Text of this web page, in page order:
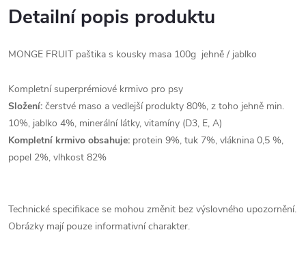
Detailní popis produktu
MONGE FRUIT paštika s kousky masa 100g jehně / jablko
Kompletní superprémiové krmivo pro psy
Složení: čerstvé maso a vedlejší produkty 80%, z toho jehně min.
10%, jablko 4%, minerální látky, vitamíny (D3, E, A)
Kompletní krmivo obsahuje: protein 9%, tuk 7%, vláknina 0,5 %,
popel 2%, vlhkost 82%
Technické specifikace se mohou změnit bez výslovného upozornění.
Obrázky mají pouze informativní charakter.